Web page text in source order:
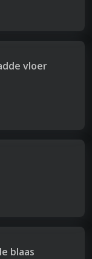
vloer
blaas